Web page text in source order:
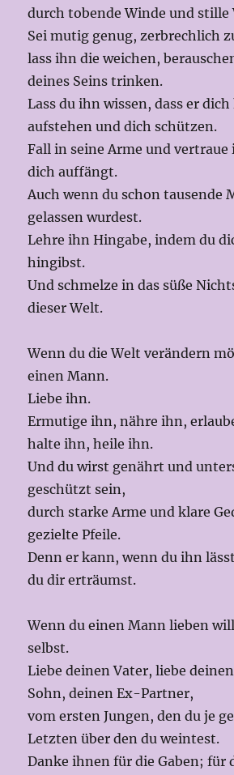
durch tobende Winde und stille
Sei mutig genug, zerbrechlich
lass ihn die weichen,
deines Seins trinken.
Lass du ihn wissen, dass er
aufstehen und dich schützen.
Fall in seine Arme und vertraue
dich auffängt.
Auch wenn du schon tausende
gelassen wurdest.
Lehre ihn Hingabe, indem du
hingibst.
Und schmelze in das süße
dieser Welt.
Wenn du die Welt verändern
einen Mann.
Liebe ihn.
Ermutige ihn, nähre ihn,
halte ihn, heile ihn.
Und du wirst genährt und
geschützt sein,
durch starke Arme und klare
gezielte Pfeile.
Denn er kann, wenn du ihn
du dir erträumst.
Wenn du einen Mann lieben
selbst.
Liebe deinen Vater, liebe
Sohn, deinen Ex-Partner,
vom ersten Jungen, den du je
Letzten über den du weintest.
Danke ihnen für die Gaben; für